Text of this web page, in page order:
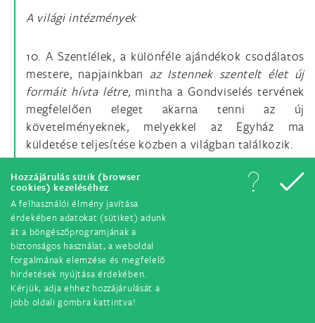
Hozzájárulás sütik (browser
cookies) kezeléséhez
A felhasználói élmény javítása
érdekében adatokat (sütiket) adunk
át a böngészőprogramjának a
biztonságos használat, a weboldal
forgalmának elemzése és megfelelő
hirdetések nyújtása érdekében.
Kérjük, adja ehhez hozzájárulását a
jobb oldali gombra kattintva!
A világi intézmények
10. A Szentlélek, a különféle ajándékok csodálatos
mestere, napjainkban az Istennek szentelt élet új
formáit hívta létre, mintha a Gondviselés tervének
megfelelően eleget akarna tenni az új
követelményeknek, melyekkel az Egyház ma
küldetése teljesítése közben a világban találkozik.
Világi intézményeken
elsősorban azokat értjük,
melyeknek tagjai
világban élveaz evangéliumi tanácsok vállalásával
evilági struktúrák közepette akarják megélni, hogy
ily módon a kulturális, gazdasági és politikai
életben a bölcsesség kovásza és a kegyelem tanúi
legyenek. A világi állapot és a szerzetesi Istennek
szenteltség rájuk jellemző összekapcsolásával